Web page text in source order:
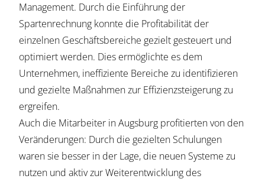
Management. Durch die Einführung der
Spartenrechnung konnte die Profitabilität der
einzelnen Geschäftsbereiche gezielt gesteuert und
optimiert werden. Dies ermöglichte es dem
Unternehmen, ineffiziente Bereiche zu identifizieren
und gezielte Maßnahmen zur Effizienzsteigerung zu
ergreifen.
Auch die Mitarbeiter in Augsburg profitierten von den
Veränderungen: Durch die gezielten Schulungen
waren sie besser in der Lage, die neuen Systeme zu
nutzen und aktiv zur Weiterentwicklung des